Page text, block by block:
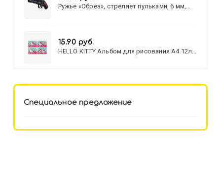
Ружье «Обрез», стреляет пульками, 6 мм,
15.90 руб.
HELLO KITTY Альбом для рисования А4 12л.
Специальное предложение